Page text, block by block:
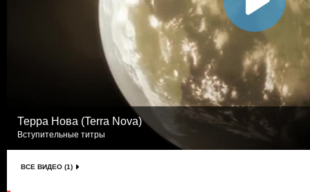
Терра Нова (Terra Nova)
Вступительные титры
ВСЕ ВИДЕО (1)